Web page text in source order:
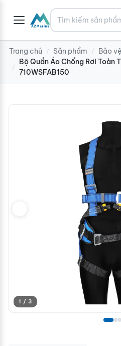
Tìm kiếm
Trang chủ / Sản phẩm / Bảo
/
Bộ Quần Áo Chống Rơi Toàn
710WSFAB150
1 / 3